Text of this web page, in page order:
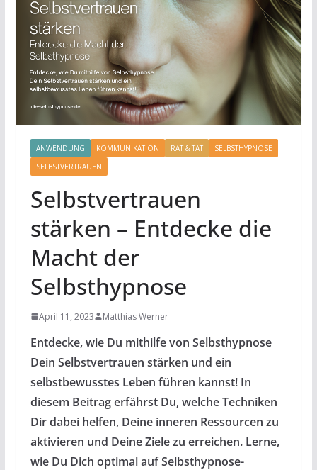
ANWENDUNG KOMMUNIKATION RAT & TAT
SELBSTHYPNOSE
SELBSTVERTRAUEN
Selbstvertrauen
stärken – Entdecke die
Macht der
Selbsthypnose
April 11, 2023 Matthias Werner
Entdecke, wie Du mithilfe von Selbsthypnose
Dein Selbstvertrauen stärken und ein
selbstbewusstes Leben führen kannst! In
diesem Beitrag erfährst Du, welche Techniken
Dir dabei helfen, Deine inneren Ressourcen zu
aktivieren und Deine Ziele zu erreichen. Lerne,
wie Du Dich optimal auf Selbsthypnose-